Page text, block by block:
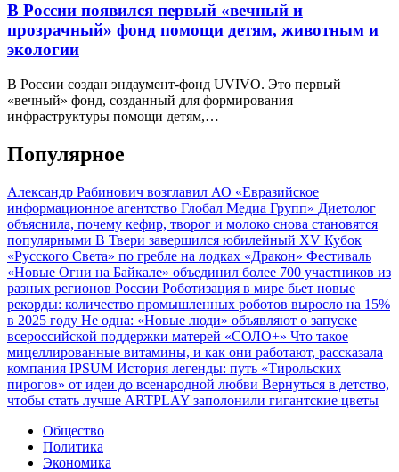
В России появился первый «вечный и
прозрачный» фонд помощи детям, животным и
экологии
В России создан эндаумент-фонд UVIVO. Это первый
«вечный» фонд, созданный для формирования
инфраструктуры помощи детям,…
Популярное
Александр Рабинович возглавил АО «Евразийское
информационное агентство Глобал Медиа Групп» Диетолог
объяснила, почему кефир, творог и молоко снова становятся
популярными В Твери завершился юбилейный XV Кубок
«Русского Света» по гребле на лодках «Дракон» Фестиваль
«Новые Огни на Байкале» объединил более 700 участников из
разных регионов России Роботизация в мире бьет новые
рекорды: количество промышленных роботов выросло на 15%
в 2025 году Не одна: «Новые люди» объявляют о запуске
всероссийской поддержки матерей «СОЛО+» Что такое
мицеллированные витамины, и как они работают, рассказала
компания IPSUM История легенды: путь «Тирольских
пирогов» от идеи до всенародной любви Вернуться в детство,
чтобы стать лучше ARTPLAY заполонили гигантские цветы
Общество
Политика
Экономика